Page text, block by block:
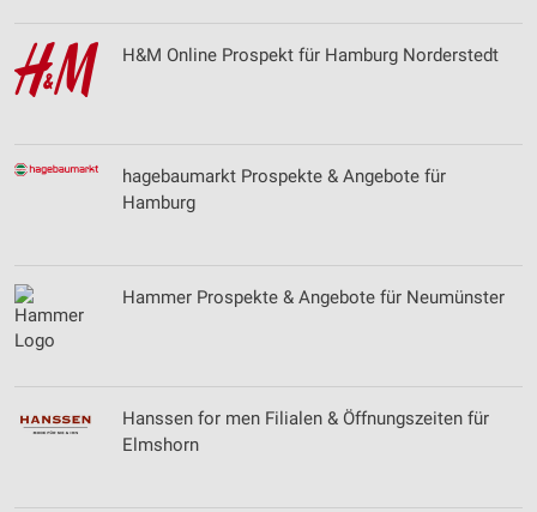
H&M Online Prospekt für Hamburg Norderstedt
hagebaumarkt Prospekte & Angebote für
Hamburg
Hammer Prospekte & Angebote für Neumünster
Hanssen for men Filialen & Öffnungszeiten für
Elmshorn